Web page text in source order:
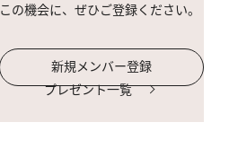
この機会に、ぜひご登録ください。
新規メンバー登録
プレゼント一覧